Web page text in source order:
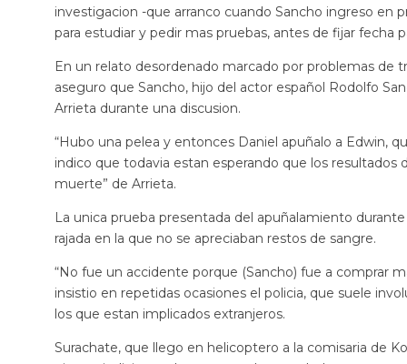
investigacion -que arranco cuando Sancho ingreso en
para estudiar y pedir mas pruebas, antes de fijar fecha
En un relato desordenado marcado por problemas de
aseguro que Sancho, hijo del actor español Rodolfo
Arrieta durante una discusion.
“Hubo una pelea y entonces Daniel apuñalo a Edwin,
indico que todavia estan esperando que los
muerte” de Arrieta.
La unica prueba presentada del apuñalamiento
rajada en la que no se apreciaban restos de sangre.
“No fue un accidente porque (Sancho) fue a comprar
insistio en repetidas ocasiones el policia, que suele
los que estan implicados extranjeros.
Surachate, que llego en helicoptero a la comisaria de